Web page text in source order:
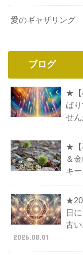
愛のギャザリング
ブログ
★【
ば
せ
★【
＆
キ
日
古
2026.08.01